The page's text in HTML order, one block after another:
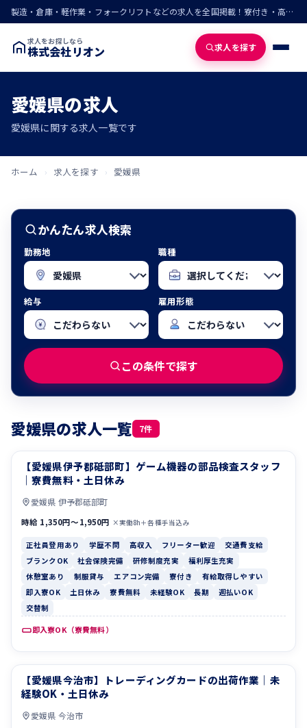
製造・倉庫・軽作業・フォークリフトなどの求人を全国掲載！寮付き・高収入・即入寮の仕事が見つかる
求人をお探しなら
株式会社リオン 求人を探す
愛媛県の求人
愛媛県に関する求人一覧です
ホーム › 求人を探す › 愛媛県
かんたん求人検索
勤務地 職種
給与 雇用形態
この条件で探す
愛媛県の求人一覧 7件
正社員登用あり 学歴不問
【愛媛県伊予郡砥部町】ゲーム機器の部品検査スタッフ
｜寮費無料・土日休み
愛媛県 伊予郡砥部町
時給 1,350円〜1,950円 ×実働8h＋各種手当込み
正社員登用あり 学歴不問 高収入 フリーター歓迎
交通費支給
ブランクOK
社会保険完備 研修制度充実
福利厚生充実
休憩室あり
制服貸与 エアコン完備 寮付き
有給取得しやすい
即入寮OK
土日休み 寮費無料 未経験OK 長期
週払いOK
交替制
即入寮OK（寮費無料）
交通費支給 ブランクOK
【愛媛県今治市】トレーディングカードの出荷作業｜未
経験OK・土日休み
愛媛県 今治市